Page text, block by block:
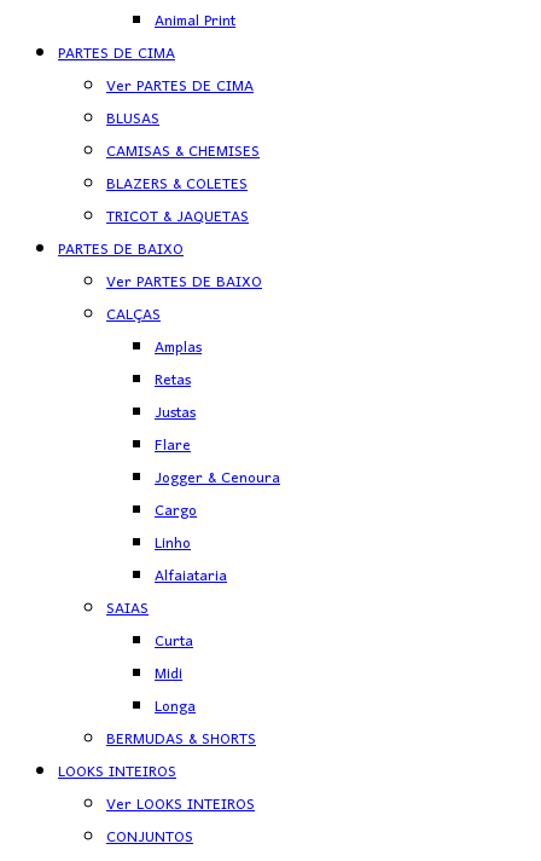
Animal Print
PARTES DE CIMA
Ver PARTES DE CIMA
BLUSAS
CAMISAS & CHEMISES
BLAZERS & COLETES
TRICOT & JAQUETAS
PARTES DE BAIXO
Ver PARTES DE BAIXO
CALÇAS
Amplas
Retas
Justas
Flare
Jogger & Cenoura
Cargo
Linho
Alfaiataria
SAIAS
Curta
Midi
Longa
BERMUDAS & SHORTS
LOOKS INTEIROS
Ver LOOKS INTEIROS
CONJUNTOS